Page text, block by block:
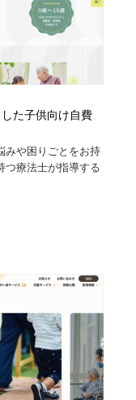
た子供向け自費
みや困りごとをお持
つ療法士が指導する